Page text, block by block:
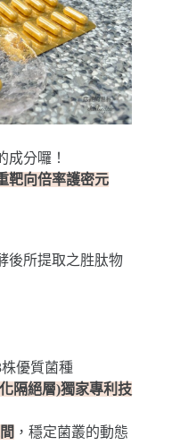
成分囉！
靶向倍率護密元
後所提取之胜肽物
優質菌種
隔絕層)獨家專利技
，穩定菌叢的動態